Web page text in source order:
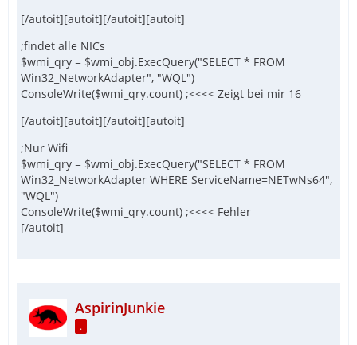
[/autoit][autoit][/autoit][autoit]
;findet alle NICs
$wmi_qry = $wmi_obj.ExecQuery("SELECT * FROM
Win32_NetworkAdapter", "WQL")
ConsoleWrite($wmi_qry.count) ;<<<< Zeigt bei mir 16
[/autoit][autoit][/autoit][autoit]
;Nur Wifi
$wmi_qry = $wmi_obj.ExecQuery("SELECT * FROM
Win32_NetworkAdapter WHERE ServiceName=NETwNs64",
"WQL")
ConsoleWrite($wmi_qry.count) ;<<<< Fehler
[/autoit]
AspirinJunkie
.